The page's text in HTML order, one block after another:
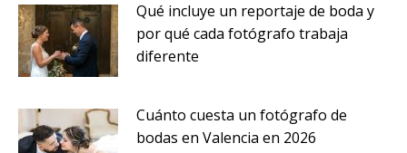
Qué incluye un reportaje de boda y
por qué cada fotógrafo trabaja
diferente
Cuánto cuesta un fotógrafo de
bodas en Valencia en 2026